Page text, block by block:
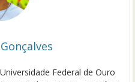
Federal de Ouro